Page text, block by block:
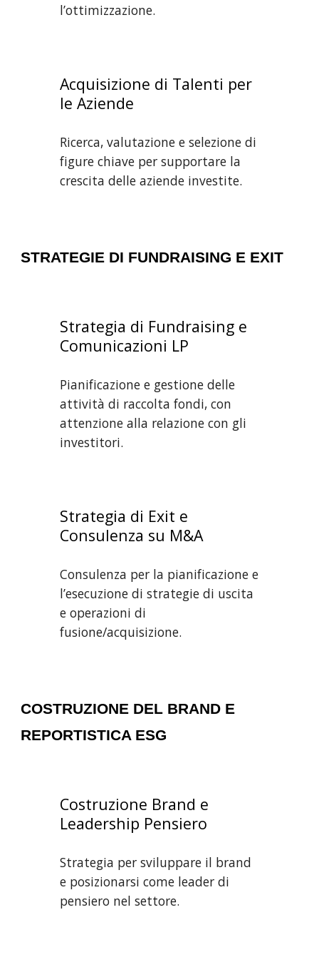
l’ottimizzazione.
Acquisizione di Talenti per
le Aziende
Ricerca, valutazione e selezione di
figure chiave per supportare la
crescita delle aziende investite.
STRATEGIE DI FUNDRAISING E EXIT
Strategia di Fundraising e
Comunicazioni LP
Pianificazione e gestione delle
attività di raccolta fondi, con
attenzione alla relazione con gli
investitori.
Strategia di Exit e
Consulenza su M&A
Consulenza per la pianificazione e
l’esecuzione di strategie di uscita
e operazioni di
fusione/acquisizione.
COSTRUZIONE DEL BRAND E
REPORTISTICA ESG
Costruzione Brand e
Leadership Pensiero
Strategia per sviluppare il brand
e posizionarsi come leader di
pensiero nel settore.